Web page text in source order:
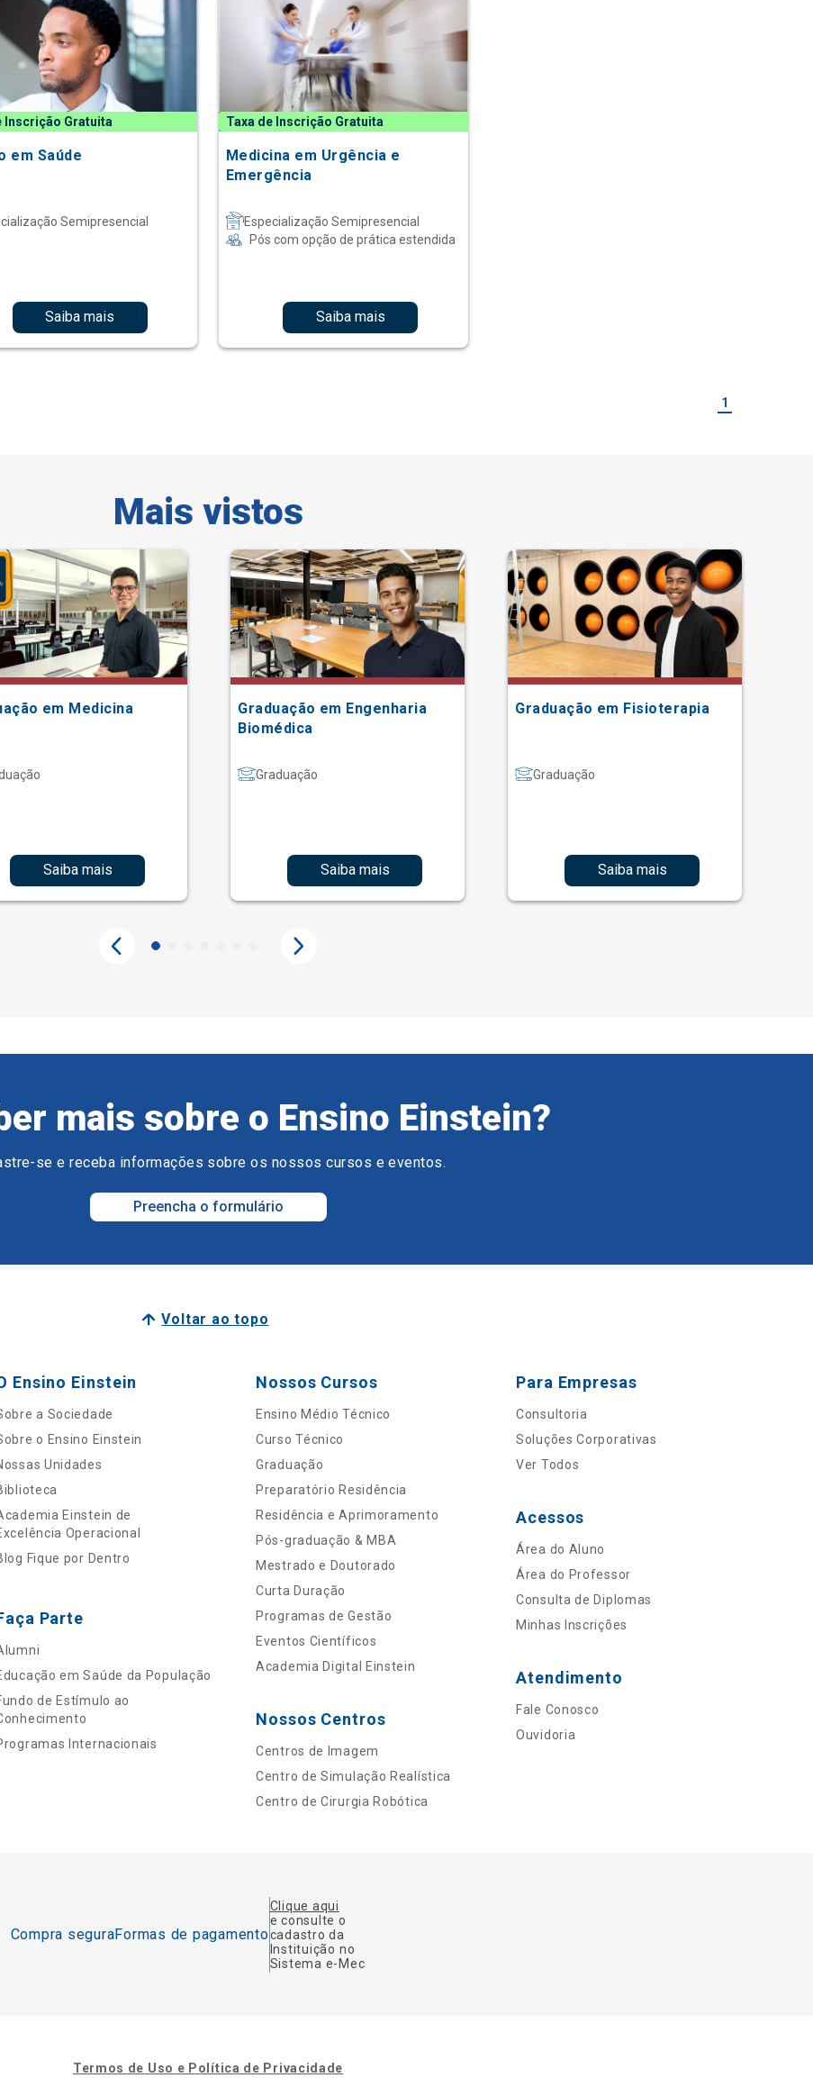
Inscrição Gratuita
em Saúde
Semipresencial
Saiba mais
Taxa de Inscrição Gratuita
Medicina em Urgência e
Emergência
Especialização Semipresencial
Pós com opção de prática estendida
Saiba mais
1
Mais vistos
em Medicina
Saiba mais
Graduação em Engenharia
Biomédica
Graduação
Saiba mais
Graduação em Fisioterapia
Graduação
Saiba mais
mais sobre o Ensino Einstein?
se e receba informações sobre os nossos cursos e eventos.
Preencha o formulário
Voltar ao topo
Ensino Einstein
a Sociedade
o Ensino Einstein
Unidades
Einstein de
Operacional
Fique por Dentro
Parte
em Saúde da População
de Estímulo ao
Internacionais
Nossos Cursos
Ensino Médio Técnico
Curso Técnico
Graduação
Preparatório Residência
Residência e Aprimoramento
Pós-graduação & MBA
Mestrado e Doutorado
Curta Duração
Programas de Gestão
Eventos Científicos
Academia Digital Einstein
Nossos Centros
Centros de Imagem
Centro de Simulação Realística
Centro de Cirurgia Robótica
Para Empresas
Consultoria
Soluções Corporativas
Ver Todos
Acessos
Área do Aluno
Área do Professor
Consulta de Diplomas
Minhas Inscrições
Atendimento
Fale Conosco
Ouvidoria
Compra seguraFormas de pagamento
Clique aqui
e consulte o
cadastro da
Instituição no
Sistema e-Mec
Termos de Uso e Política de Privacidade